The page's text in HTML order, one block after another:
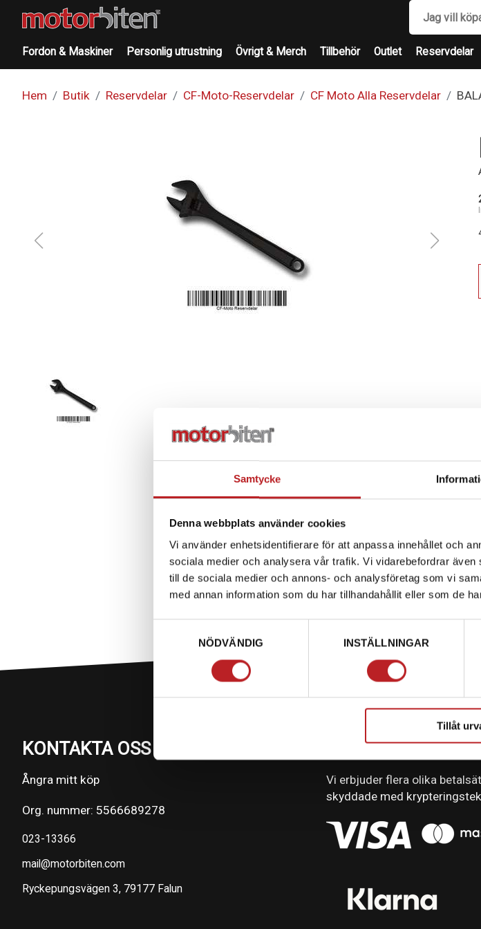
Samtycke
Denna webbplats använder cookies
Vi använder enhetsidentifierare för att anpassa innehållet och
sociala medier och analysera vår trafik. Vi vidarebefordrar
till de sociala medier och annons- och analysföretag som vi
med annan information som du har tillhandahållit eller som de
NÖDVÄNDIG
INSTÄLLNINGAR
Tillåt
Fordon & Maskiner Personlig utrustning Övrigt & Merch Tillbehör Outlet Reservdelar
Hem Butik Reservdelar CF-Moto-Reservdelar CF Moto Alla Reservdelar
KONTAKTA OSS PÅ MOTORBITEN
Ångra mitt köp
Org. nummer: 5566689278
023-13366
mail@motorbiten.com
Ryckepungsvägen 3, 79177 Falun
BETALNING
Vi erbjuder flera olika
skyddade med